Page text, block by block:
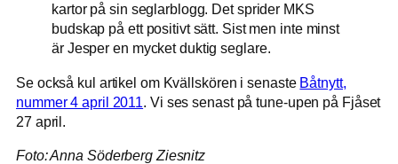
kartor på sin seglarblogg. Det sprider MKS
budskap på ett positivt sätt. Sist men inte minst
är Jesper en mycket duktig seglare.
Se också kul artikel om Kvällskören i senaste Båtnytt,
nummer 4 april 2011. Vi ses senast på tune-upen på Fjåset
27 april.
Foto: Anna Söderberg Ziesnitz